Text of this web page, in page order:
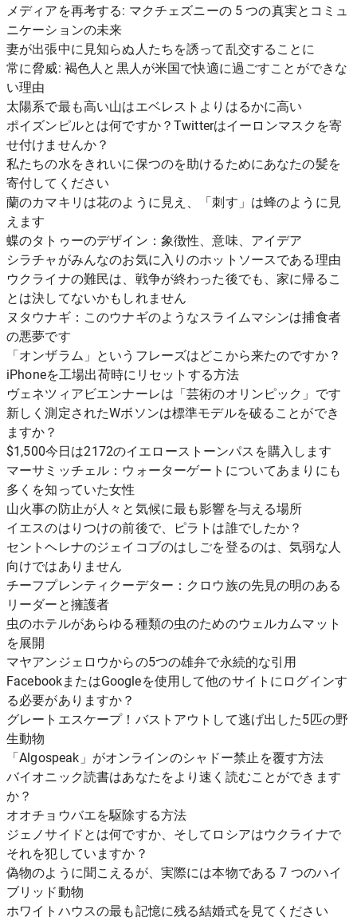
メディアを再考する: マクチェズニーの 5 つの真実とコミュ
ニケーションの未来
妻が出張中に見知らぬ人たちを誘って乱交することに
常に脅威: 褐色人と黒人が米国で快適に過ごすことができな
い理由
太陽系で最も高い山はエベレストよりはるかに高い
ポイズンピルとは何ですか？Twitterはイーロンマスクを寄
せ付けませんか？
私たちの水をきれいに保つのを助けるためにあなたの髪を
寄付してください
蘭のカマキリは花のように見え、「刺す」は蜂のように見
えます
蝶のタトゥーのデザイン：象徴性、意味、アイデア
シラチャがみんなのお気に入りのホットソースである理由
ウクライナの難民は、戦争が終わった後でも、家に帰るこ
とは決してないかもしれません
ヌタウナギ：このウナギのようなスライムマシンは捕食者
の悪夢です
「オンザラム」というフレーズはどこから来たのですか？
iPhoneを工場出荷時にリセットする方法
ヴェネツィアビエンナーレは「芸術のオリンピック」です
新しく測定されたWボソンは標準モデルを破ることができ
ますか？
$1,500今日は2172のイエローストーンパスを購入します
マーサミッチェル：ウォーターゲートについてあまりにも
多くを知っていた女性
山火事の防止が人々と気候に最も影響を与える場所
イエスのはりつけの前後で、ピラトは誰でしたか？
セントヘレナのジェイコブのはしごを登るのは、気弱な人
向けではありません
チーフプレンティクーデター：クロウ族の先見の明のある
リーダーと擁護者
虫のホテルがあらゆる種類の虫のためのウェルカムマット
を展開
マヤアンジェロウからの5つの雄弁で永続的な引用
FacebookまたはGoogleを使用して他のサイトにログインす
る必要がありますか？
グレートエスケープ！バストアウトして逃げ出した5匹の野
生動物
「Algospeak」がオンラインのシャドー禁止を覆す方法
バイオニック読書はあなたをより速く読むことができます
か？
オオチョウバエを駆除する方法
ジェノサイドとは何ですか、そしてロシアはウクライナで
それを犯していますか？
偽物のように聞こえるが、実際には本物である 7 つのハイ
ブリッド動物
ホワイトハウスの最も記憶に残る結婚式を見てください